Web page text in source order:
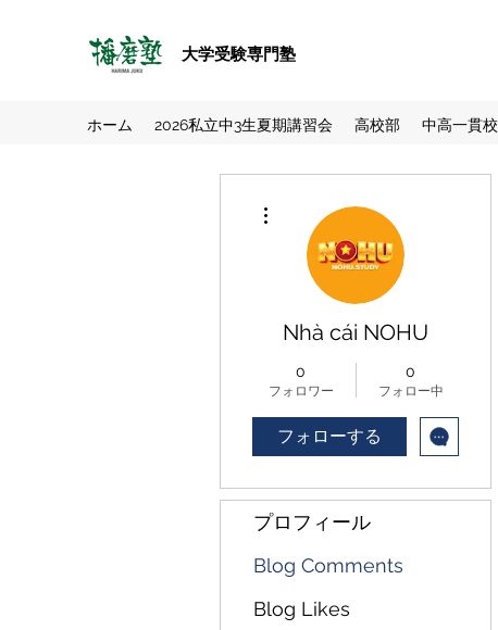
大学受験専門塾
ホーム 2026私立中3生夏期講習会 高校部 中高一貫校
Nhà cái NOHU
0
フォロワー
0
フォロー中
フォローする
プロフィール
Blog Comments
Blog Likes